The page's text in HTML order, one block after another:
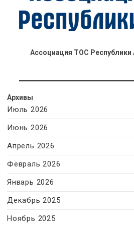
Ассоциация ТОС Республики
Архивы
Июль 2026
Июнь 2026
Апрель 2026
Февраль 2026
Январь 2026
Декабрь 2025
Ноябрь 2025